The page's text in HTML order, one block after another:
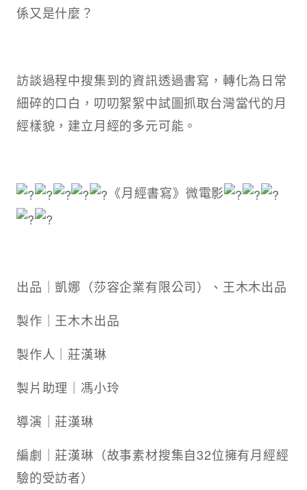
係又是什麼？
訪談過程中搜集到的資訊透過書寫，轉化為日常
細碎的口白，叨叨絮絮中試圖抓取台灣當代的月
經樣貌，建立月經的多元可能。
《月經書寫》微電影
出品｜凱娜（莎容企業有限公司）、王木木出品
製作｜王木木出品
製作人｜莊漢琳
製片助理｜馮小玲
導演｜莊漢琳
編劇｜莊漢琳（故事素材搜集自32位擁有月經經
驗的受訪者）